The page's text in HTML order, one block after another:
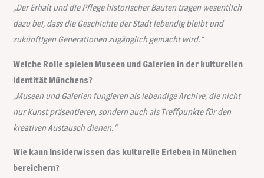
„Der Erhalt und die Pflege historischer Bauten tragen wesentlich
dazu bei, dass die Geschichte der Stadt lebendig bleibt und
zukünftigen Generationen zugänglich gemacht wird.“
Welche Rolle spielen Museen und Galerien in der kulturellen
Identität Münchens?
„Museen und Galerien fungieren als lebendige Archive, die nicht
nur Kunst präsentieren, sondern auch als Treffpunkte für den
kreativen Austausch dienen.“
Wie kann Insiderwissen das kulturelle Erleben in München
bereichern?